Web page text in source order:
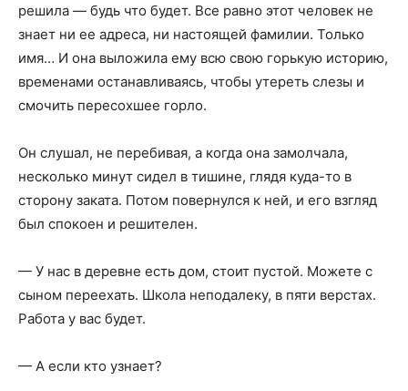
решила — будь что будет. Все равно этот человек не
знает ни ее адреса, ни настоящей фамилии. Только
имя… И она выложила ему всю свою горькую историю,
временами останавливаясь, чтобы утереть слезы и
смочить пересохшее горло.
Он слушал, не перебивая, а когда она замолчала,
несколько минут сидел в тишине, глядя куда-то в
сторону заката. Потом повернулся к ней, и его взгляд
был спокоен и решителен.
— У нас в деревне есть дом, стоит пустой. Можете с
сыном переехать. Школа неподалеку, в пяти верстах.
Работа у вас будет.
— А если кто узнает?